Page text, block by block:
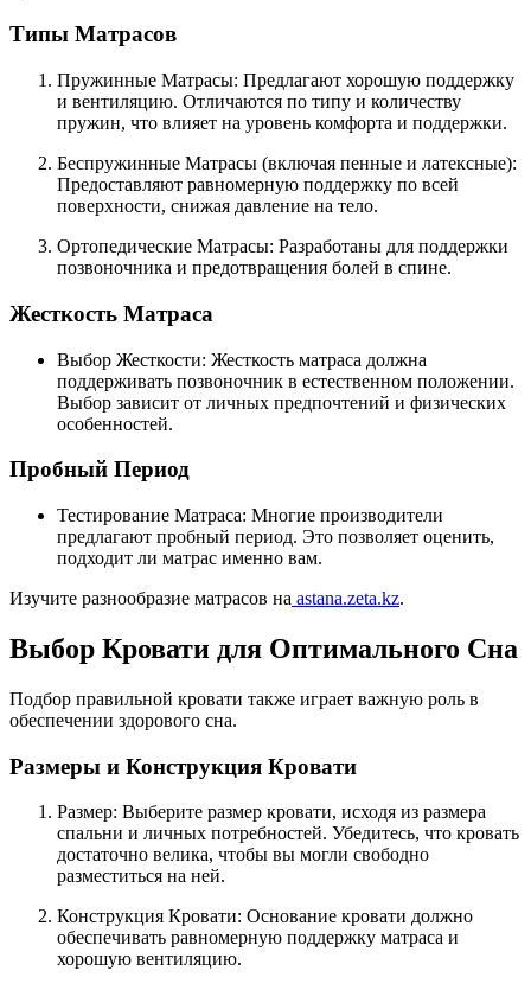
Типы Матрасов
Пружинные Матрасы: Предлагают хорошую поддержку
и вентиляцию. Отличаются по типу и количеству
пружин, что влияет на уровень комфорта и поддержки.
Беспружинные Матрасы (включая пенные и латексные):
Предоставляют равномерную поддержку по всей
поверхности, снижая давление на тело.
Ортопедические Матрасы: Разработаны для поддержки
позвоночника и предотвращения болей в спине.
Жесткость Матраса
Выбор Жесткости: Жесткость матраса должна
поддерживать позвоночник в естественном положении.
Выбор зависит от личных предпочтений и физических
особенностей.
Пробный Период
Тестирование Матраса: Многие производители
предлагают пробный период. Это позволяет оценить,
подходит ли матрас именно вам.
Изучите разнообразие матрасов на astana.zeta.kz.
Выбор Кровати для Оптимального Сна
Подбор правильной кровати также играет важную роль в
обеспечении здорового сна.
Размеры и Конструкция Кровати
Размер: Выберите размер кровати, исходя из размера
спальни и личных потребностей. Убедитесь, что кровать
достаточно велика, чтобы вы могли свободно
разместиться на ней.
Конструкция Кровати: Основание кровати должно
обеспечивать равномерную поддержку матраса и
хорошую вентиляцию.